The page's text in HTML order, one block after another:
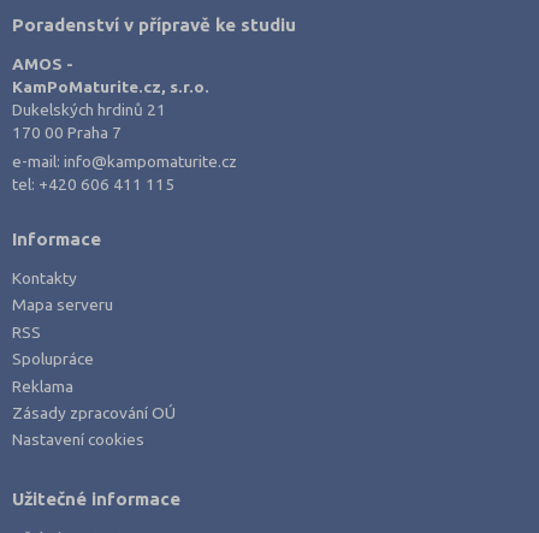
Poradenství v přípravě ke studiu
AMOS -
KamPoMaturite.cz, s.r.o.
Dukelských hrdinů 21
170 00 Praha 7
e-mail:info@kampomaturite.cz
tel: +420 606 411 115
Informace
Kontakty
Mapa serveru
RSS
Spolupráce
Reklama
Zásady zpracování OÚ
Nastavení cookies
Užitečné informace